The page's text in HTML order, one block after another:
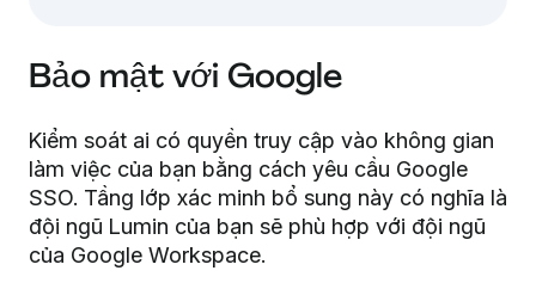
Bảo mật với Google
Kiểm soát ai có quyền truy cập vào không gian
làm việc của bạn bằng cách yêu cầu Google
SSO. Tầng lớp xác minh bổ sung này có nghĩa là
đội ngũ Lumin của bạn sẽ phù hợp với đội ngũ
của Google Workspace.